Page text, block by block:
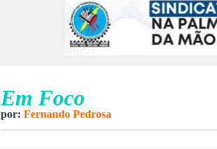
Em Foco
por: Fernando Pedrosa